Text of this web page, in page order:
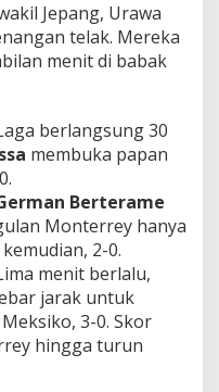
Jepang, Urawa
telak. Mereka
menit di babak
berlangsung 30
membuka papan
Berterame
Monterrey hanya
2-0.
menit berlalu,
jarak untuk
3-0. Skor
hingga turun